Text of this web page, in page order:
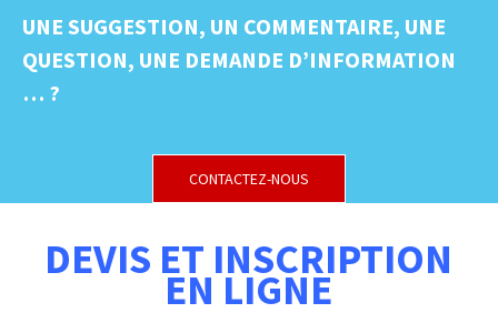
UNE SUGGESTION, UN COMMENTAIRE, UNE
QUESTION, UNE DEMANDE D’INFORMATION
… ?
CONTACTEZ-NOUS
DEVIS ET INSCRIPTION
EN LIGNE